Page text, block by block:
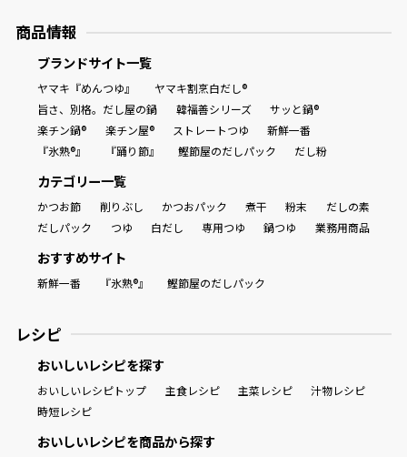
商品情報一覧
おすすめサイト
だしパック
商品情報
ブランドサイト一覧
ヤマキ『めんつゆ』
ヤマキ割烹白だし®
旨さ、別格。だし屋の鍋
韓福善シリーズ
サッと鍋®
楽チン鍋®
楽チン屋® ストレートつゆ
新鮮一番
『氷熟®』
『踊り節』 鰹節屋のだしパック だし粉
カテゴリー一覧
かつお節 削りぶし かつおパック 煮干 粉末
だしの素
だしパック
つゆ 白だし 専用つゆ 鍋つゆ 業務用商品
おすすめサイト
新鮮一番 『氷熟®』 鰹節屋のだしパック
レシピ
おいしいレシピを探す
おいしいレシピトップ 主食レシピ 主菜レシピ
汁物レシピ
時短レシピ
おいしいレシピを商品から探す